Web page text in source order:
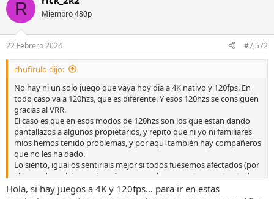
i
e
s
R Miembro 480p
22 Febrero 2024 #7,572
chufirulo dijo:
No hay ni un solo juego que vaya hoy dia a 4K nativo y 120fps. En
todo caso va a 120hzs, que es diferente. Y esos 120hzs se consiguen
gracias al VRR.
El caso es que en esos modos de 120hzs son los que estan dando
pantallazos a algunos propietarios, y repito que ni yo ni familiares
mios hemos tenido problemas, y por aqui también hay compañeros
que no les ha dado.
Lo siento, igual os sentiriais mejor si todos fuesemos afectados (por
el tema de mal de muchos...), pero no, de momento no estan todos
afectados al 100%. Desconozco el % si son muchos o no, eso solo
Hola, si hay juegos a 4K y 120fps… para ir en estas